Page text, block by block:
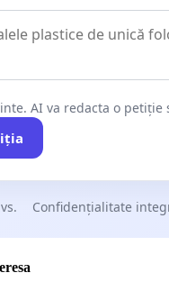
AI va redacta o petiție
Confidențialitate